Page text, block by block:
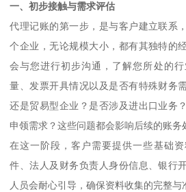
一、初步接触与需求评估
代理记账的第一步，是与客户建立联系
个企业，无论规模大小，都有其独特的
会与您进行初步沟通，了解您所处的
量、发票开具情况以及是否有特殊财务
还是贸易型企业？是否涉及进出口业务
申领需求？这些问题都会影响后续的账务
在这一阶段，客户需要提供一些基础
件、法人及财务负责人身份信息、银行
人员会耐心引导，确保资料收集的完整与